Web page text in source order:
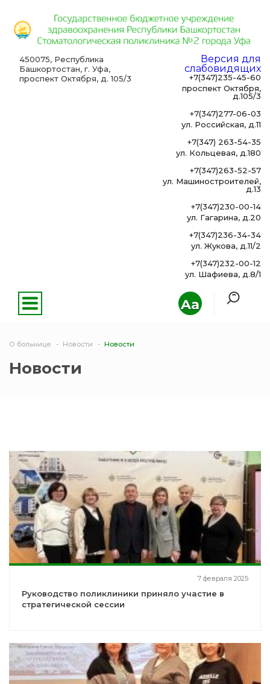
Aa
450075, Республика
Башкортостан, г. Уфа,
проспект Октября, д. 105/3
Версия для
слабовидящих
+7(347)235-45-60
проспект Октября,
д.105/3
+7(347)277-06-03
ул. Российская, д.11
+7(347) 263-54-35
ул. Кольцевая, д.180
+7(347)263-52-57
ул. Машиностроителей,
д.13
+7(347)230-00-14
ул. Гагарина, д.20
+7(347)236-34-34
ул. Жукова, д.11/2
+7(347)232-00-12
ул. Шафиева, д.8/1
О больнице Новости Новости
Новости
7 февраля 2025
Руководство поликлиники приняло участие в
стратегической сессии